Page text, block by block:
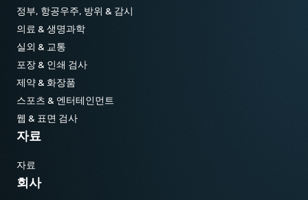
CoaXPress CXP6 데이터 케이블
(마이크로 BNC - DIN)
고유연성 CoaXPress CXP6 데이터 케이블 - 마이크로 BNC-DIN.
(LKK-CXP-HDBNC-DIN-H-03)
길이: 3미터
데이터시트 다운로드
정부, 항공우주, 방위 & 감시
의료 & 생명과학
실외 & 교통
포장 & 인쇄 검사
제약 & 화장품
스포츠 & 엔터테인먼트
웹 & 표면 검사
자료
자료
회사